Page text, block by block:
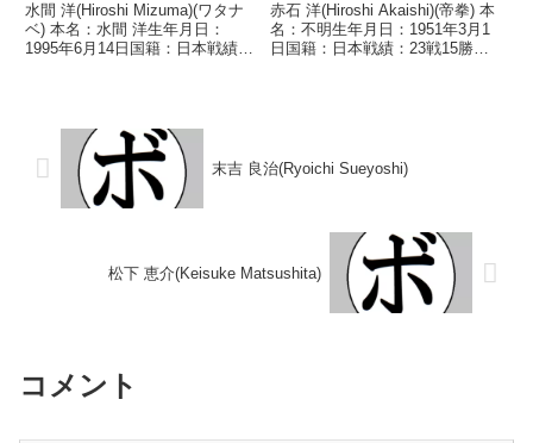
水間 洋(Hiroshi Mizuma)(ワタナ
ベ) 本名：水間 洋生年月日：
1995年6月14日国籍：日本戦績：
戸)■202...
赤石 洋(Hiroshi Akaishi)(帝拳) 本
名：不明生年月日：1951年3月1
日国籍：日本戦績：23戦15勝
末吉 良治(Ryoichi Sueyoshi)
松下 恵介(Keisuke Matsushita)
コメント